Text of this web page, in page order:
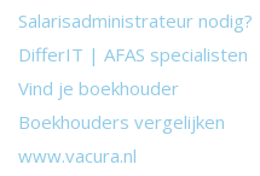
Salarisadministrateur nodig?
DifferIT | AFAS specialisten
Vind je boekhouder
Boekhouders vergelijken
www.vacura.nl